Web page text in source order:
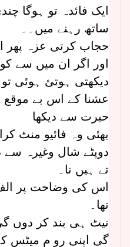
ایک فائدہ تو ہوگا
ساتھ رہنے میں۔۔
حجاب کرتی عزہ پھر
اور اگر ان میں سے
دیکھتی ہوتئ ہوئی
عشنا کے اس بے موقع
حیرت سے دیکھا
بھئی وہ فائیو منٹ
دوپٹے شال وغیرہ سے
تے ہیں نا۔
اس کی وضاحت پر الف
تھا۔
نیٹ ہی بند کر دوں
گی اپنی رو م میٹس